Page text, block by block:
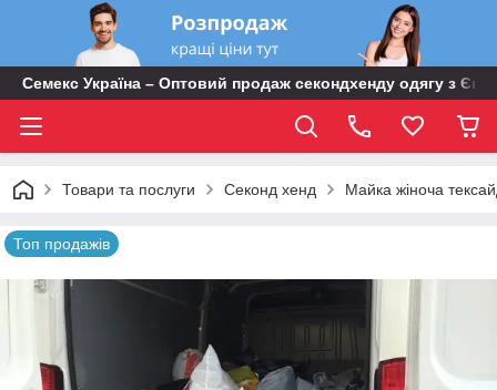
Семекс Україна – Оптовий продаж секондхенду одягу з
Товари та послуги Секонд хенд Майка жіноча
Топ продажів